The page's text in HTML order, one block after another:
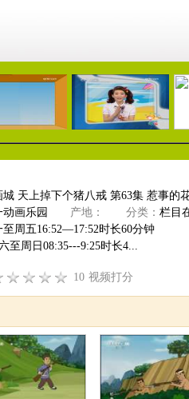
29:10 28:53
城 天上掉下个猪八戒 第63集 惹事的
动画乐园 产地： 分类： 栏目
至周五16:52—17:52时长60分钟
至周日08:35---9:25时长4...
10 视频打分